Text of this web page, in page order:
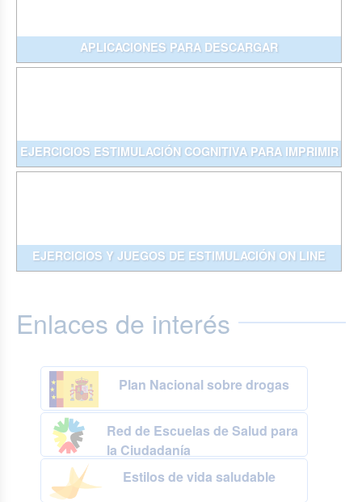
APLICACIONES PARA DESCARGAR
EJERCICIOS ESTIMULACIÓN COGNITIVA PARA IMPRIMIR
EJERCICIOS Y JUEGOS DE ESTIMULACIÓN ON LINE
Enlaces de interés
Plan Nacional sobre drogas
Red de Escuelas de Salud para
la Ciudadanía
Estilos de vida saludable